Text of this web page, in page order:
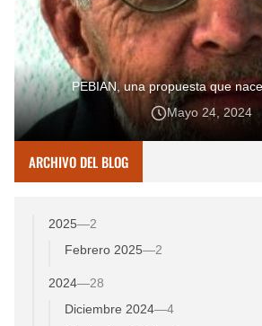
PEBIAN, una propuesta que
Mayo 24, 2024
ARCHIVO DEL BLOG
2025—2
Febrero 2025—2
2024—28
Diciembre 2024—4